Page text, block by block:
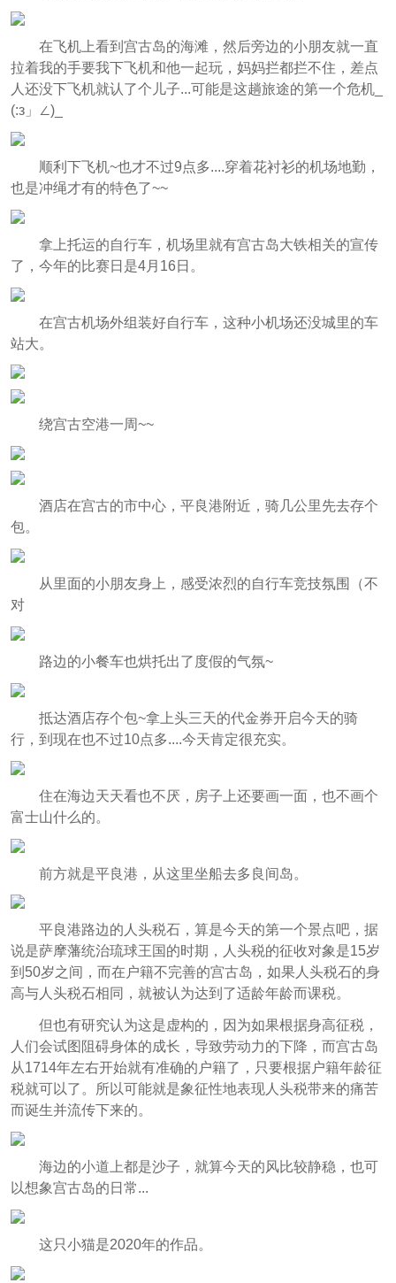
在飞机上看到宫古岛的海滩，然后旁边的小朋友就一直
拉着我的手要我下飞机和他一起玩，妈妈拦都拦不住，差点
人还没下飞机就认了个儿子...可能是这趟旅途的第一个危机_
(:з」∠)_
顺利下飞机~也才不过9点多....穿着花衬衫的机场地勤，
也是冲绳才有的特色了~~
拿上托运的自行车，机场里就有宫古岛大铁相关的宣传
了，今年的比赛日是4月16日。
在宫古机场外组装好自行车，这种小机场还没城里的车
站大。
绕宫古空港一周~~
酒店在宫古的市中心，平良港附近，骑几公里先去存个
包。
从里面的小朋友身上，感受浓烈的自行车竞技氛围（不
对
路边的小餐车也烘托出了度假的气氛~
抵达酒店存个包~拿上头三天的代金券开启今天的骑
行，到现在也不过10点多....今天肯定很充实。
住在海边天天看也不厌，房子上还要画一面，也不画个
富士山什么的。
前方就是平良港，从这里坐船去多良间岛。
平良港路边的人头税石，算是今天的第一个景点吧，据
说是萨摩藩统治琉球王国的时期，人头税的征收对象是15岁
到50岁之间，而在户籍不完善的宫古岛，如果人头税石的身
高与人头税石相同，就被认为达到了适龄年龄而课税。
但也有研究认为这是虚构的，因为如果根据身高征税，
人们会试图阻碍身体的成长，导致劳动力的下降，而宫古岛
从1714年左右开始就有准确的户籍了，只要根据户籍年龄征
税就可以了。所以可能就是象征性地表现人头税带来的痛苦
而诞生并流传下来的。
海边的小道上都是沙子，就算今天的风比较静稳，也可
以想象宫古岛的日常...
这只小猫是2020年的作品。